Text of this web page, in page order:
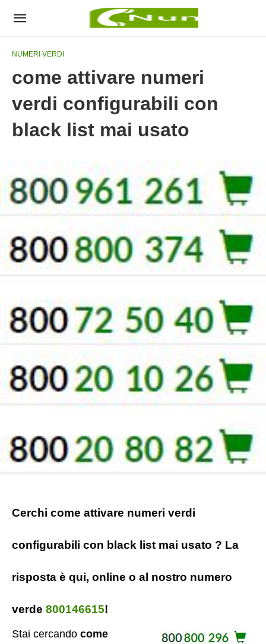
NUMERI VERDI
come attivare numeri
verdi configurabili con
black list mai usato
Cerchi come attivare numeri verdi
configurabili con black list mai usato ? La
risposta è qui, online o al nostro numero
verde 800146615!
Stai cercando come